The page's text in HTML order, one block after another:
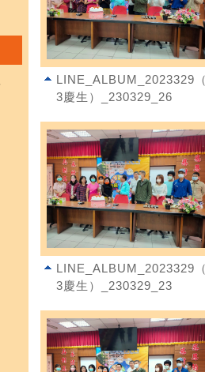
LINE_ALBUM_2023329
3慶生）_230329_26
LINE_ALBUM_2023329
3慶生）_230329_23